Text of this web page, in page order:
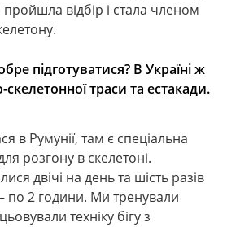
пройшла відбір і стала членом
підготуватися? В Україні ж
траси та естакади.
в Румунії, там є спеціальна
розгону в скелетоні.
двічі на день та шість разів
по 2 години. Ми тренували
техніку бігу з